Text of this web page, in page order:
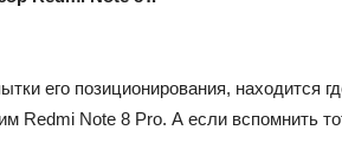
его позиционирования, находится
Redmi Note 8 Pro. А если вспомнить